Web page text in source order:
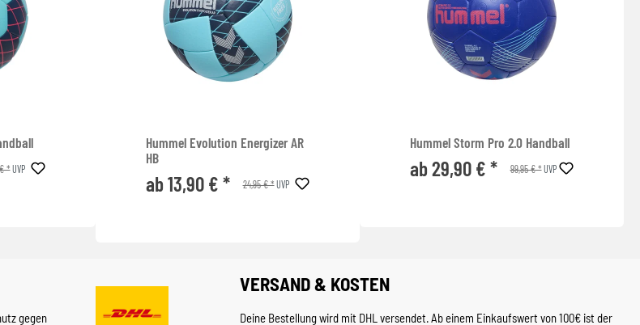
*UVP
Hummel Evolution Energizer AR
HB
ab 13,90 € * 24,95 € *UVP
Hummel Storm Pro 2.0 Handball
ab 29,90 € * 99,95 € *UVP
gegen
VERSAND & KOSTEN
Deine Bestellung wird mit DHL versendet. Ab einem Einkaufswert von 100€ ist der